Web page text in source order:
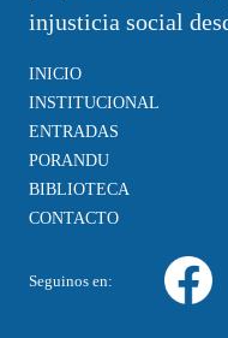
injusticia social
INICIO
INSTITUCIONAL
ENTRADAS
PORANDU
BIBLIOTECA
CONTACTO
Seguinos en: